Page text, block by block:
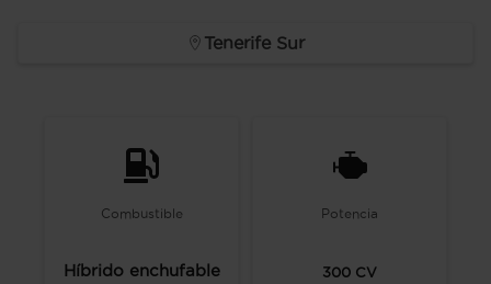
Tenerife Sur
Combustible
Híbrido enchufable
Potencia
300 CV